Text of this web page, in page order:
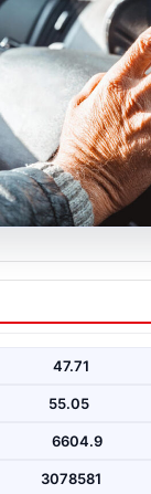
araç
mı?
47.71
55.05
6604.9
3078581